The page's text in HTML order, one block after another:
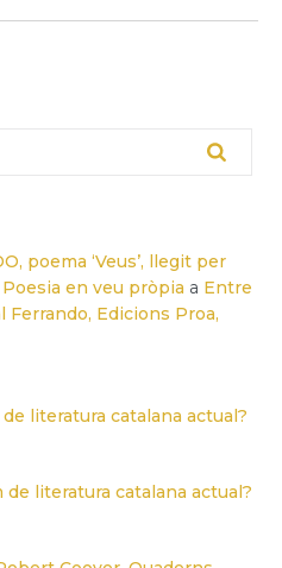
poema ‘Veus’, llegit per
en veu pròpia a Entre
Edicions Proa,
literatura catalana actual?
de literatura catalana actual?